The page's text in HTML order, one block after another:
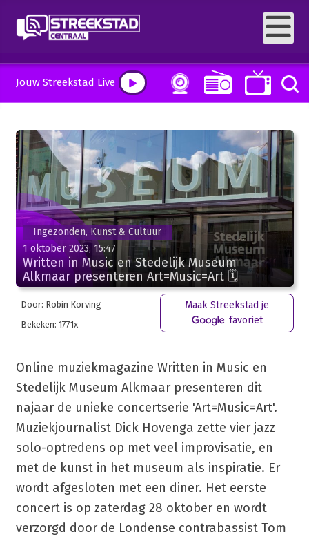
Jouw Streekstad Live
Ingezonden, Kunst & Cultuur
1 oktober 2023, 15:47
Written in Music en Stedelijk Museum
Alkmaar presenteren Art=Music=Art 🗓
Door: Robin Korving
Bekeken: 1771x
Maak Streekstad je
favoriet
Online muziekmagazine Written in Music en
Stedelijk Museum Alkmaar presenteren dit
najaar de unieke concertserie 'Art=Music=Art'.
Muziekjournalist Dick Hovenga zette vier jazz
solo-optredens op met veel improvisatie, en
met de kunst in het museum als inspiratie. Er
wordt afgesloten met een diner. Het eerste
concert is op zaterdag 28 oktober en wordt
verzorgd door de Londense contrabassist Tom